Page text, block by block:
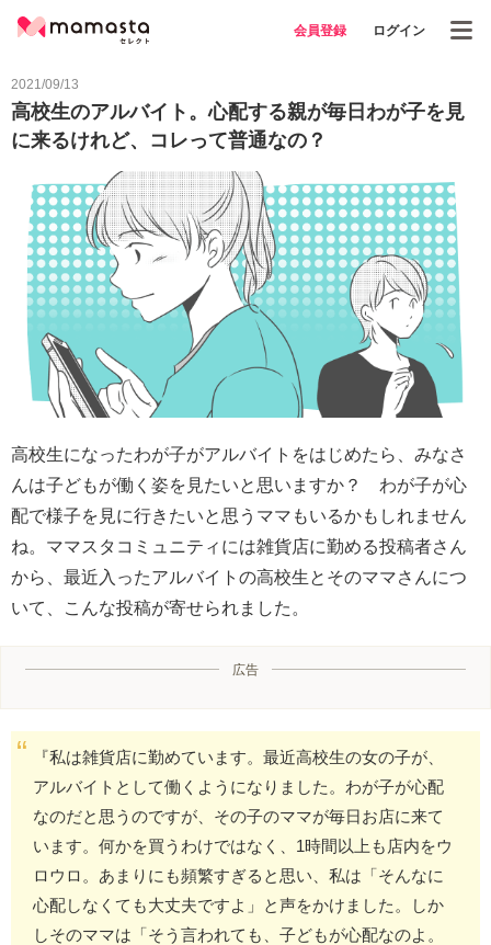
会員登録 ログイン
2021/09/13
高校生のアルバイト。心配する親が毎日わが子を見
に来るけれど、コレって普通なの？
高校生になったわが子がアルバイトをはじめたら、みなさ
んは子どもが働く姿を見たいと思いますか？ わが子が心
配で様子を見に行きたいと思うママもいるかもしれません
ね。ママスタコミュニティには雑貨店に勤める投稿者さん
から、最近入ったアルバイトの高校生とそのママさんにつ
いて、こんな投稿が寄せられました。
広告
『私は雑貨店に勤めています。最近高校生の女の子が、
アルバイトとして働くようになりました。わが子が心配
なのだと思うのですが、その子のママが毎日お店に来て
います。何かを買うわけではなく、1時間以上も店内をウ
ロウロ。あまりにも頻繁すぎると思い、私は「そんなに
心配しなくても大丈夫ですよ」と声をかけました。しか
しそのママは「そう言われても、子どもが心配なのよ。